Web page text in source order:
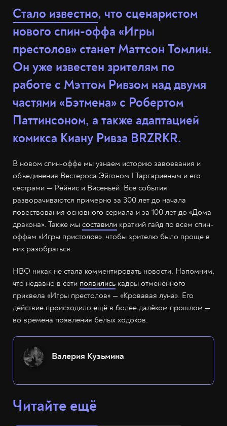
Стало известно, что сценаристом
нового спин-оффа «Игры
престолов» станет Маттсон Томлин.
Он уже известен зрителям по
работе с Мэттом Ривзом над двумя
частями «Бэтмена» с Робертом
Паттинсоном, а также адаптацией
комикса Киану Ривза BRZRKR.
В новом спин-оффе мы узнаем историю завоевания и
объединения Вестероса Эйгоном I Таргариеным и его
сестрами — Рейнис и Висеньей. Все события
разворачиваются примерно за 300 лет до начала
повествования основного сериала и за 100 лет до «Дома
дракона». Также мы составили краткий гайд по всем спин-
оффам «Игры пристолов», чтобы зрителю было проще в
них разобраться.
HBO никак не стала комментировать новости. Напомним,
что недавно в сети появились кадры отменённого
приквела «Игры престолов» — «Кровавая луна». Его
действие происходило ещё в более далёком прошлом —
во времена появления белых ходоков.
Валерия Кузьмина
Читайте ещё